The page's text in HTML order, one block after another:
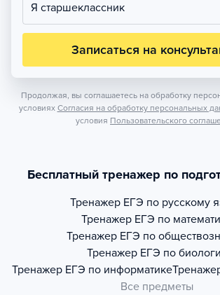
Я старшеклассник
Записаться на
Продолжая, вы соглашаетесь на обработку
условиях Согласия на обработку персональных
условия Пользовательского
Бесплатный тренажер по
Тренажер ЕГЭ по русскому
Тренажер ЕГЭ по
Тренажер ЕГЭ по
Тренажер ЕГЭ по
Тренажер ЕГЭ по информатике
Все предметы